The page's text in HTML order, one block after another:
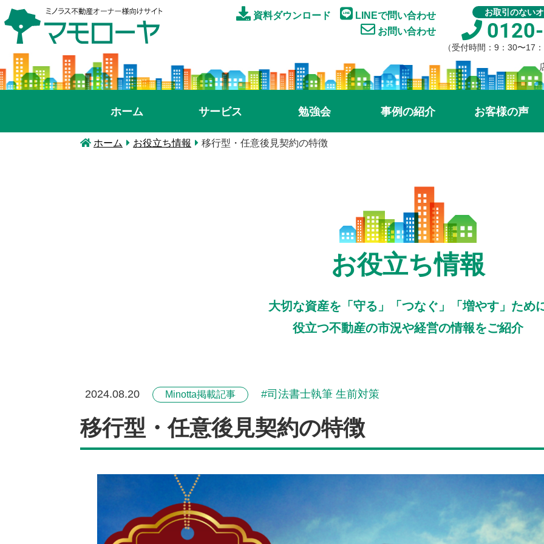
資料ダウンロード
LINEで問い合わせ
お問い合わせ
お取引のない
（受付時間：9：30〜17
ホーム サービス 勉強会 事例の紹介 お客様の声
ホーム お役立ち情報 移行型・任意後見契約の特徴
お役立ち情報
大切な資産を「守る」「つなぐ」「増やす」ため
役立つ不動産の市況や経営の情報をご紹介
2024.08.20 Minotta掲載記事 司法書士執筆 生前対策
移行型・任意後見契約の特徴